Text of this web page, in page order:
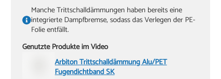
Manche Trittschalldämmungen haben bereits eine
integrierte Dampfbremse, sodass das Verlegen der PE-
Folie entfällt.
Genutzte Produkte im Video
Arbiton Trittschalldämmung Alu/PET
Fugendichtband SK